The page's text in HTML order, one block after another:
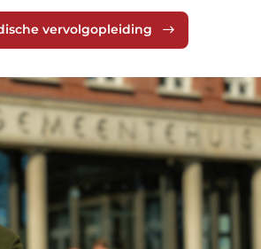
vervolgopleiding